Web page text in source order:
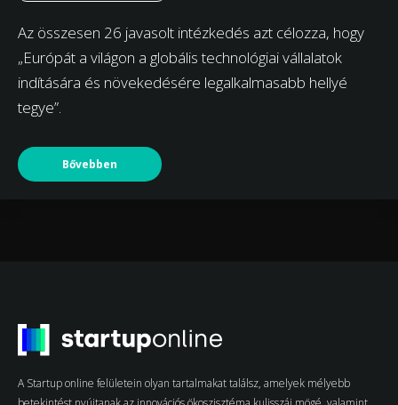
Az összesen 26 javasolt intézkedés azt célozza, hogy
„Európát a világon a globális technológiai vállalatok
indítására és növekedésére legalkalmasabb hellyé
tegye”.
Bővebben
A Startup online felületein olyan tartalmakat találsz, amelyek mélyebb